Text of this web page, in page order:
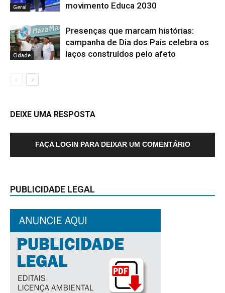
Geral
movimento Educa 2030
Cidade
Presenças que marcam histórias:
campanha de Dia dos Pais celebra os
laços construídos pelo afeto
DEIXE UMA RESPOSTA
FAÇA LOGIN PARA DEIXAR UM COMENTÁRIO
PUBLICIDADE LEGAL